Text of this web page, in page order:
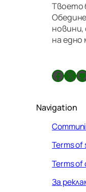
Твоето
на
Facebook X GitHub
Navigation
Terms of
Terms
За